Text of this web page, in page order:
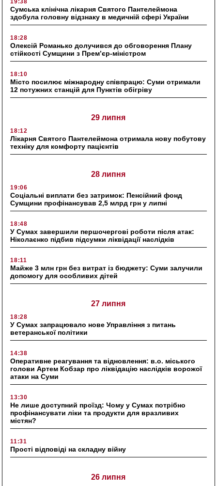
19:38
Сумська клінічна лікарня Святого Пантелеймона
здобула головну відзнаку в медичній сфері України
18:28
Олексій Романько долучився до обговорення Плану
стійкості Сумщини з Прем’єр-міністром
18:10
Місто посилює міжнародну співпрацю: Суми отримали
12 потужних станцій для Пунктів обігріву
29 липня
18:12
Лікарня Святого Пантелеймона отримала нову побутову
техніку для комфорту пацієнтів
28 липня
19:06
Соціальні виплати без затримок: Пенсійний фонд
Сумщини профінансував 2,5 млрд грн у липні
18:48
У Сумах завершили першочергові роботи після атак:
Ніколаєнко підбив підсумки ліквідації наслідків
18:11
Майже 3 млн грн без витрат із бюджету: Суми залучили
допомогу для особливих дітей
27 липня
18:28
У Сумах запрацювало нове Управління з питань
ветеранської політики
14:38
Оперативне реагування та відновлення: в.о. міського
голови Артем Кобзар про ліквідацію наслідків ворожої
атаки на Суми
13:30
Не лише доступний проїзд: Чому у Сумах потрібно
профінансувати ліки та продукти для вразливих
містян?
11:31
Прості відповіді на складну війну
26 липня